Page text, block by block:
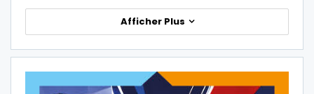
Afficher Plus